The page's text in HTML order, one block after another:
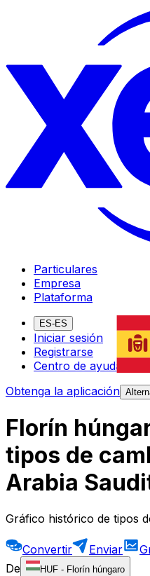
Particulares
Empresa
Plataforma
ES-ES
Iniciar sesión
Registrarse
Centro de ayuda
Obtenga la aplicación
Florín
tipos de
Arabia
Gráfico histórico de tipos
Convertir Enviar
De
HUF - Florín húngaro